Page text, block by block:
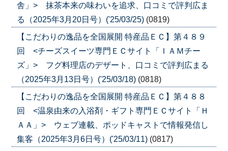
舎」> 抹茶本来の味わいを追求、口コミで評判広ま
る（2025年3月20日号）('25/03/25) (0819)
【こだわりの逸品を全国展開 特産品ＥＣ】第４８９
回 <チーズスイーツ専門ＥＣサイト「ＩＡＭチー
ズ」> フグ料理店のデザート、口コミで評判広まる
（2025年3月13日号）('25/03/18) (0818)
【こだわりの逸品を全国展開 特産品ＥＣ】第４８８
回 <温泉由来の入浴剤・ギフト専門ＥＣサイト「Ｈ
ＡＡ」> ウェブ連載、ポッドキャストで情報発信し
集客（2025年3月6日号）('25/03/11) (0817)